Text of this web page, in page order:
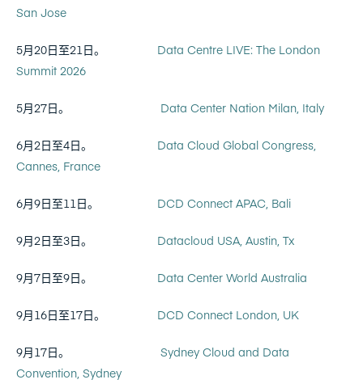
San Jose
5月20日至21日。 Data Centre LIVE: The London
Summit 2026
5月27日。 Data Center Nation Milan, Italy
6月2日至4日。 Data Cloud Global Congress,
Cannes, France
6月9日至11日。 DCD Connect APAC, Bali
9月2日至3日。 Datacloud USA, Austin, Tx
9月7日至9日。 Data Center World Australia
9月16日至17日。 DCD Connect London, UK
9月17日。 Sydney Cloud and Data
Convention, Sydney